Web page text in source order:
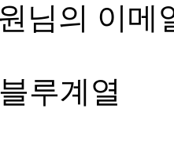
님의 이메
루계열